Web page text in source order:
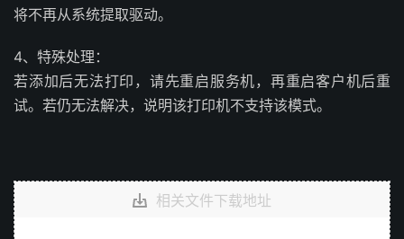
将不再从系统提取驱动。
4、特殊处理：
若添加后无法打印，请先重启服务机，再重启客户机后重
试。若仍无法解决，说明该打印机不支持该模式。
相关文件下载地址